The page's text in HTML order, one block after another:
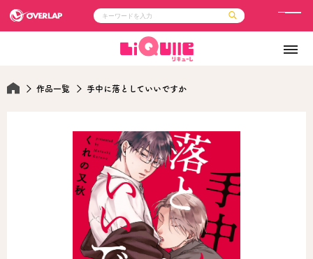
LiQulle
ラブパルフェ
ライトノベル
ロサージュノベルス
企業
オーバーラップホールディングス
お問い合わせはこちら
オーバーラップ文庫
オーバーラップノベルス
メ
作品一覧 手中に落としていいですか